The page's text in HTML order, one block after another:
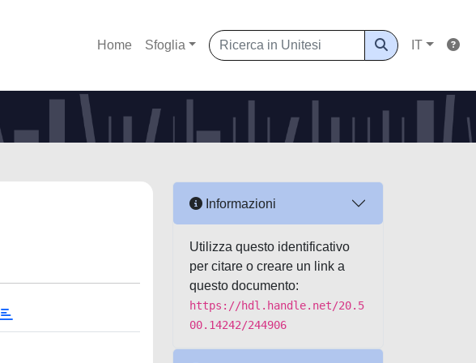
Home Sfoglia IT
Informazioni
Utilizza questo identificativo
per citare o creare un link a
questo documento:
https://hdl.handle.net/20.5
00.14242/244906